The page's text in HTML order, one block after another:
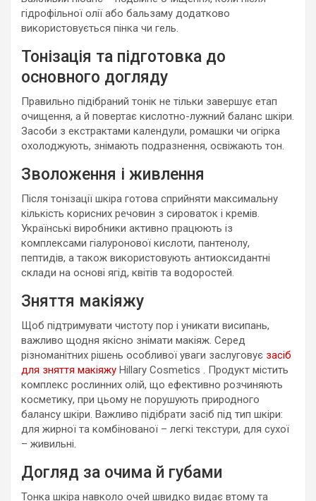
гідрофільної олії або бальзаму додатково
використовується пінка чи гель.
Тонізація та підготовка до
основного догляду
Правильно підібраний тонік не тільки завершує етап
очищення, а й повертає кислотно-лужний баланс шкіри.
Засоби з екстрактами календули, ромашки чи огірка
охолоджують, знімають подразнення, освіжають тон.
Зволоження і живлення
Після тонізації шкіра готова сприйняти максимальну
кількість корисних речовин з сироваток і кремів.
Українські виробники активно працюють із
комплексами гіалуронової кислоти, пантенолу,
пептидів, а також використовують антиоксидантні
склади на основі ягід, квітів та водоростей.
Зняття макіяжу
Щоб підтримувати чистоту пор і уникати висипань,
важливо щодня якісно знімати макіяж. Серед
різноманітних рішень особливої уваги заслуговує засіб
для зняття макіяжу Hillary Cosmetics . Продукт містить
комплекс рослинних олій, що ефективно розчиняють
косметику, при цьому не порушують природного
балансу шкіри. Важливо підібрати засіб під тип шкіри:
для жирної та комбінованої – легкі текстури, для сухої
– живильні.
Догляд за очима й губами
Тонка шкіра навколо очей швидко видає втому та